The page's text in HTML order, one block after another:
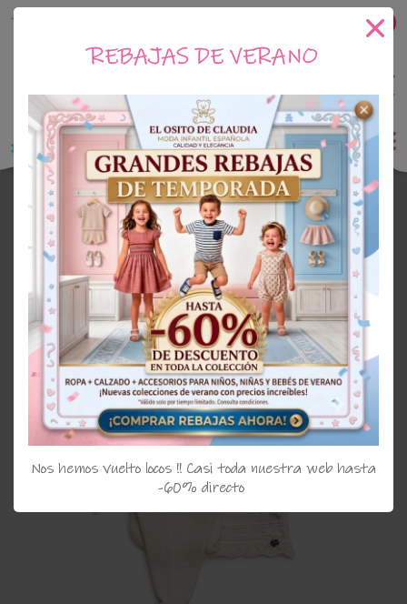
El Osito de Claudia
Tu tienda online de Moda Infantil
0€
Outlet Niña
OUTLET
30%
REBAJAS DE VERANO
Nos hemos vuelto locos !! Casi toda nuestra web hasta
-60% directo